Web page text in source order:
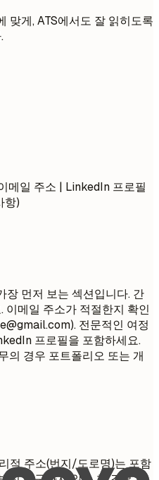
맞게, ATS에서도 잘 읽히도록
메일 주소 | LinkedIn 프로필
항)
장 먼저 보는 섹션입니다. 간
이메일 주소가 적절한지 확인
). 전문적인 여정
프로필을 포함하세요.
의 경우 포트폴리오 또는 개
적 주소(번지/도로명)는 포함